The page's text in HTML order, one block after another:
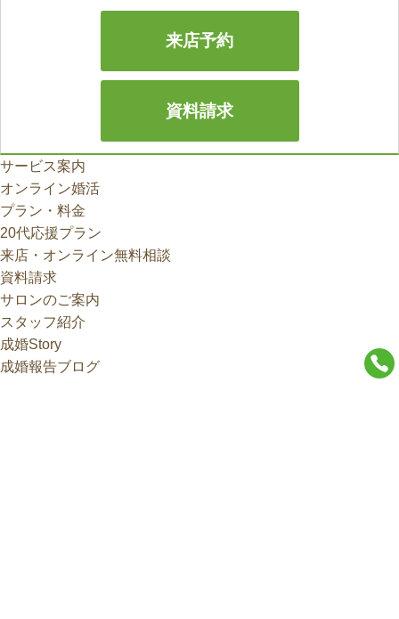
来店予約
資料請求
サービス案内
オンライン婚活
プラン・料金
20代応援プラン
来店・オンライン無料相談
資料請求
サロンのご案内
スタッフ紹介
成婚Story
成婚報告ブログ